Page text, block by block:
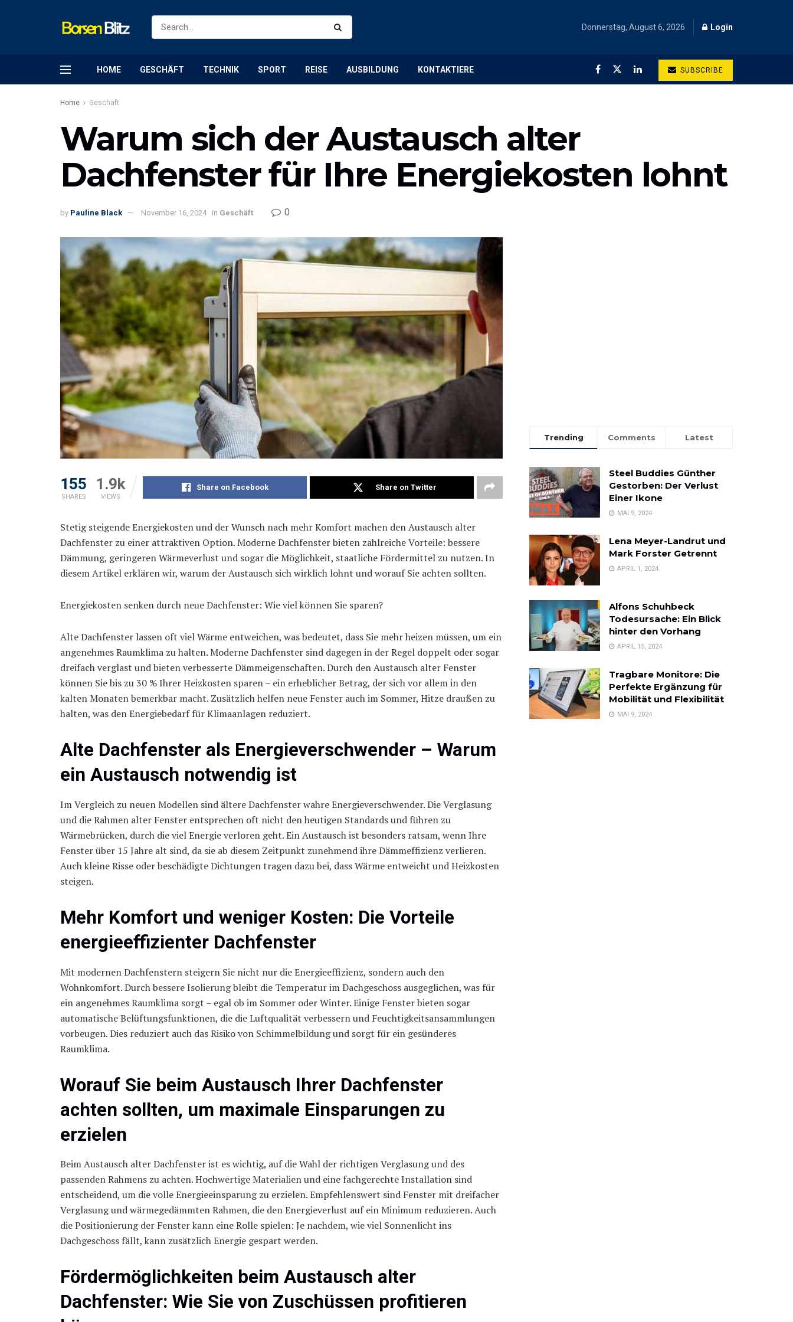
Donnerstag, August 6, 2026 Login
HOME GESCHÄFT TECHNIK SPORT REISE AUSBILDUNG KONTAKTIERE SUBSCRIBE
Home Geschäft
Warum sich der Austausch alter
Dachfenster für Ihre Energiekosten lohnt
by Pauline Black November 16, 2024 in Geschäft 0
155
SHARES
1.9k
VIEWS
Share on Facebook Share on Twitter
Stetig steigende Energiekosten und der Wunsch nach mehr Komfort machen den Austausch alter
Dachfenster zu einer attraktiven Option. Moderne Dachfenster bieten zahlreiche Vorteile: bessere
Dämmung, geringeren Wärmeverlust und sogar die Möglichkeit, staatliche Fördermittel zu nutzen. In
diesem Artikel erklären wir, warum der Austausch sich wirklich lohnt und worauf Sie achten sollten.
Energiekosten senken durch neue Dachfenster: Wie viel können Sie sparen?
Alte Dachfenster lassen oft viel Wärme entweichen, was bedeutet, dass Sie mehr heizen müssen, um ein
angenehmes Raumklima zu halten. Moderne Dachfenster sind dagegen in der Regel doppelt oder sogar
dreifach verglast und bieten verbesserte Dämmeigenschaften. Durch den Austausch alter Fenster
können Sie bis zu 30 % Ihrer Heizkosten sparen – ein erheblicher Betrag, der sich vor allem in den
kalten Monaten bemerkbar macht. Zusätzlich helfen neue Fenster auch im Sommer, Hitze draußen zu
halten, was den Energiebedarf für Klimaanlagen reduziert.
Alte Dachfenster als Energieverschwender – Warum
ein Austausch notwendig ist
Im Vergleich zu neuen Modellen sind ältere Dachfenster wahre Energieverschwender. Die Verglasung
und die Rahmen alter Fenster entsprechen oft nicht den heutigen Standards und führen zu
Wärmebrücken, durch die viel Energie verloren geht. Ein Austausch ist besonders ratsam, wenn Ihre
Fenster über 15 Jahre alt sind, da sie ab diesem Zeitpunkt zunehmend ihre Dämmeffizienz verlieren.
Auch kleine Risse oder beschädigte Dichtungen tragen dazu bei, dass Wärme entweicht und Heizkosten
steigen.
Mehr Komfort und weniger Kosten: Die Vorteile
energieeffizienter Dachfenster
Mit modernen Dachfenstern steigern Sie nicht nur die Energieeffizienz, sondern auch den
Wohnkomfort. Durch bessere Isolierung bleibt die Temperatur im Dachgeschoss ausgeglichen, was für
ein angenehmes Raumklima sorgt – egal ob im Sommer oder Winter. Einige Fenster bieten sogar
automatische Belüftungsfunktionen, die die Luftqualität verbessern und Feuchtigkeitsansammlungen
vorbeugen. Dies reduziert auch das Risiko von Schimmelbildung und sorgt für ein gesünderes
Raumklima.
Worauf Sie beim Austausch Ihrer Dachfenster
achten sollten, um maximale Einsparungen zu
erzielen
Beim Austausch alter Dachfenster ist es wichtig, auf die Wahl der richtigen Verglasung und des
passenden Rahmens zu achten. Hochwertige Materialien und eine fachgerechte Installation sind
entscheidend, um die volle Energieeinsparung zu erzielen. Empfehlenswert sind Fenster mit dreifacher
Verglasung und wärmegedämmten Rahmen, die den Energieverlust auf ein Minimum reduzieren. Auch
die Positionierung der Fenster kann eine Rolle spielen: Je nachdem, wie viel Sonnenlicht ins
Dachgeschoss fällt, kann zusätzlich Energie gespart werden.
Fördermöglichkeiten beim Austausch alter
Dachfenster: Wie Sie von Zuschüssen profitieren
Trending Comments Latest
Steel Buddies Günther
Gestorben: Der Verlust
Einer Ikone
MAI 9, 2024
Lena Meyer-Landrut und
Mark Forster Getrennt
APRIL 1, 2024
Alfons Schuhbeck
Todesursache: Ein Blick
hinter den Vorhang
APRIL 15, 2024
Tragbare Monitore: Die
Perfekte Ergänzung für
Mobilität und Flexibilität
MAI 9, 2024